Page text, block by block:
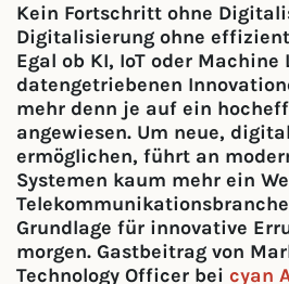
Kein Fortschritt ohne
Digitalisierung ohne
Egal ob KI, IoT oder Machine
datengetriebenen
mehr denn je auf ein
angewiesen. Um neue,
ermöglichen, führt an
Systemen kaum mehr ein
Grundlage für innovative
morgen. Gastbeitrag von
Technology Officer bei cyan